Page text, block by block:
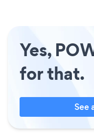
Yes,
for that.
See